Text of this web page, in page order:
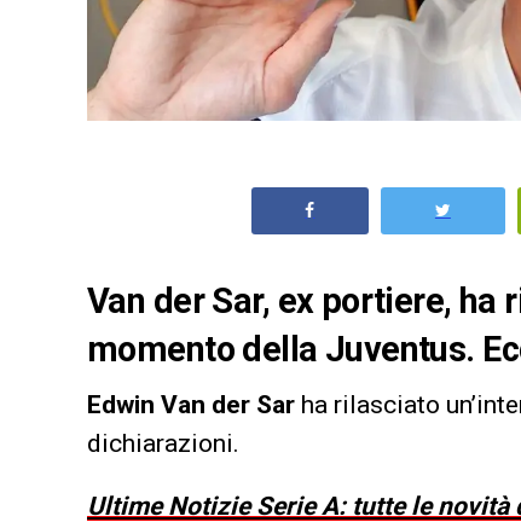
Van der Sar, ex portiere,
momento della Juventus.
Edwin Van der Sar ha rilasciato
dichiarazioni.
Ultime Notizie Serie A: tutte le